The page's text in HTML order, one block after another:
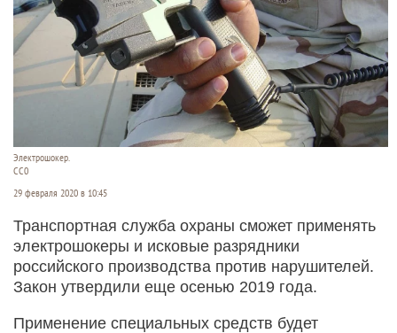
Электрошокер.
СС0
29 февраля 2020 в 10:45
Транспортная служба охраны сможет применять
электрошокеры и исковые разрядники
российского производства против нарушителей.
Закон утвердили еще осенью 2019 года.
Применение специальных средств будет